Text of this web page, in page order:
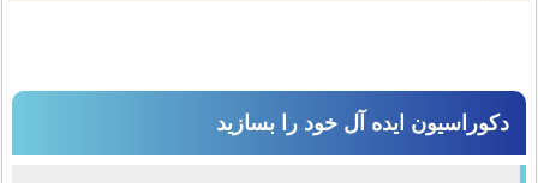
دکوراسیون ایده آل خود را بسازید